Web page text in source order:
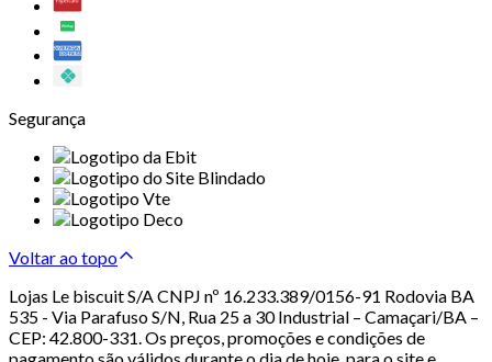
Segurança
Voltar ao topo
Lojas Le biscuit S/A CNPJ nº 16.233.389/0156-91 Rodovia BA
535 - Via Parafuso S/N, Rua 25 a 30 Industrial – Camaçari/BA –
CEP: 42.800-331. Os preços, promoções e condições de